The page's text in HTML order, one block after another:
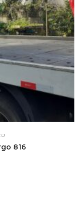
816